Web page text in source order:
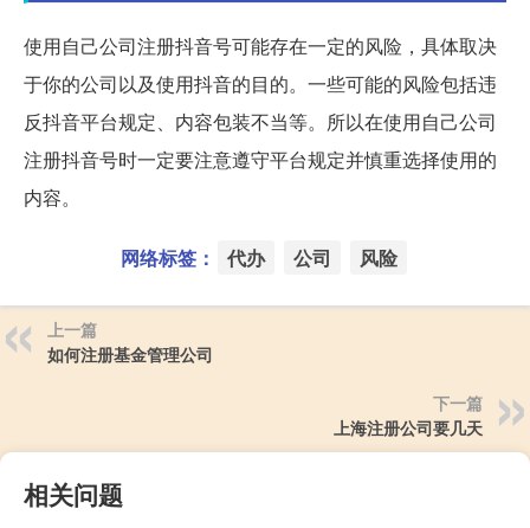
使用自己公司注册抖音号可能存在一定的风险，具体取决
于你的公司以及使用抖音的目的。一些可能的风险包括违
反抖音平台规定、内容包装不当等。所以在使用自己公司
注册抖音号时一定要注意遵守平台规定并慎重选择使用的
内容。
网络标签： 代办 公司 风险
上一篇
如何注册基金管理公司
下一篇
上海注册公司要几天
相关问题